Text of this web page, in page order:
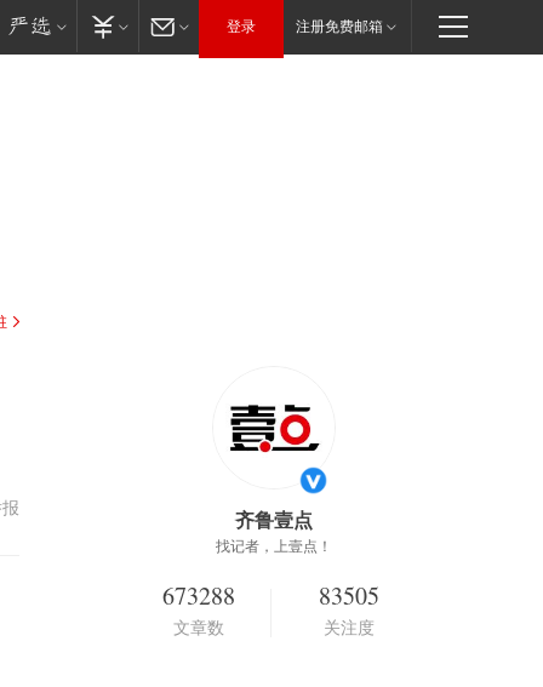
登录 注册免费邮箱
齐鲁壹点
找记者，上壹点！
673288
文章数
83505
关注度